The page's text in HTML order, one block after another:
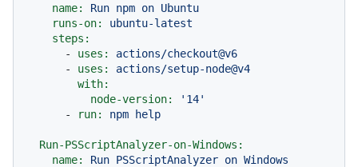
name:
Run npm on Ubuntu
runs-on:
ubuntu-latest
steps:
-
uses:
actions/checkout@v6
-
uses:
actions/setup-node@v4
with:
node-version:
'14'
-
run: npm help
Run-PSScriptAnalyzer-on-Windows:
name:
Run PSScriptAnalyzer on Windows